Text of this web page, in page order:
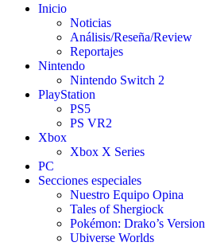
Inicio
Noticias
Análisis/Reseña/Review
Reportajes
Nintendo
Nintendo Switch 2
PlayStation
PS5
PS VR2
Xbox
Xbox X Series
PC
Secciones especiales
Nuestro Equipo Opina
Tales of Shergiock
Pokémon: Drako’s Version
Ubiverse Worlds